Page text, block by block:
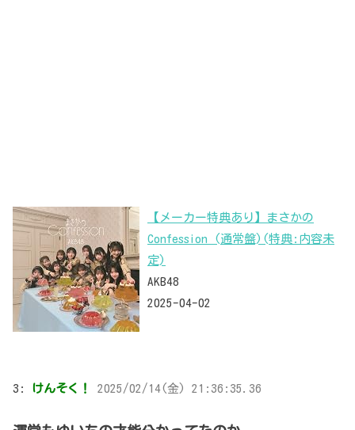
【メーカー特典あり】まさかの
Confession (通常盤)(特典:内容未
定)
AKB48
2025-04-02
3: けんそく！ 2025/02/14(金) 21:36:35.36